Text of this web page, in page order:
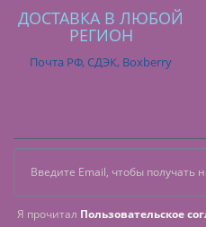
ДОСТАВКА В ЛЮБОЙ
РЕГИОН
Почта РФ, СДЭК, Boxberry
Я прочитал Пользовательское